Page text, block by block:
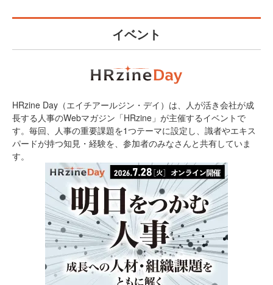
イベント
HRzine Day（エイチアールジン・デイ）は、人が活き会社が成
長する人事のWebマガジン「HRzine」が主催するイベントで
す。毎回、人事の重要課題を1つテーマに設定し、識者やエキス
パードが持つ知見・経験を、参加者のみなさんと共有していま
す。